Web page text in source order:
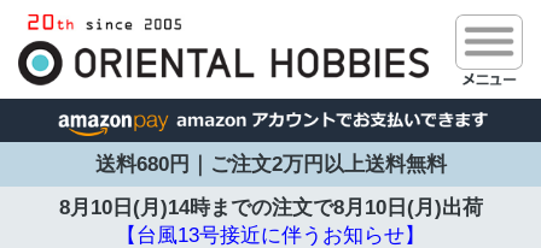
送料680円｜ご注文2万円以上送料無料
8月10日(月)14時までの注文で8月10日(月)出荷
【台風13号接近に伴うお知らせ】